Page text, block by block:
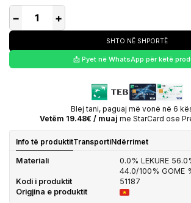
− +
SHTO NË SHPORTË
📩 Pyet në WhatsApp për këtë
Blej tani, paguaj më vonë në 6
Vetëm 19.48€ / muaj me StarCard ose
Info të produktitTransportiNdërrimet
Materiali
0.0% LEKURE
44.0/100% GOME
Kodi i produktit
51187
Origjina e produktit